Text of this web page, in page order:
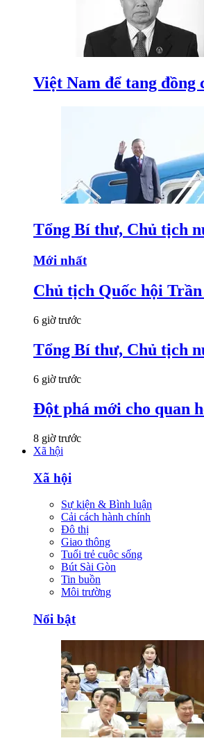
Việt Nam để tang đồng
Tổng Bí thư, Chủ tịch
Mới nhất
Chủ tịch Quốc hội
6 giờ trước
Tổng Bí thư, Chủ tịch
6 giờ trước
Đột phá mới cho quan
8 giờ trước
Xã hội
Xã hội
Sự kiện & Bình luận
Cải cách hành chính
Đô thị
Giao thông
Tuổi trẻ cuộc sống
Bút Sài Gòn
Tin buồn
Môi trường
Nổi bật